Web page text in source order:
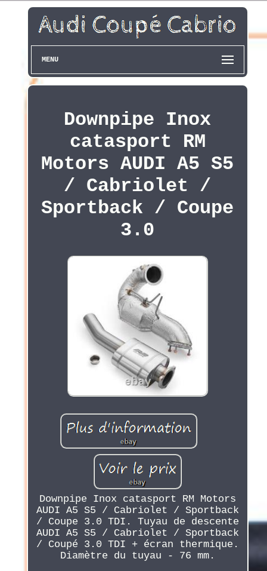
MENU
Downpipe Inox
catasport RM
Motors AUDI A5 S5
/ Cabriolet /
Sportback / Coupe
3.0
Downpipe Inox catasport RM Motors
AUDI A5 S5 / Cabriolet / Sportback
/ Coupe 3.0 TDI. Tuyau de descente
AUDI A5 S5 / Cabriolet / Sportback
/ Coupé 3.0 TDI + écran thermique.
Diamètre du tuyau - 76 mm.